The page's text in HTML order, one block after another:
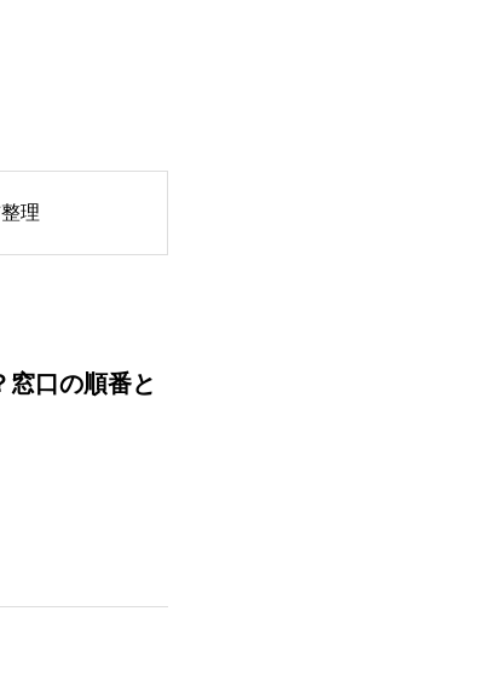
理
窓口の順番と